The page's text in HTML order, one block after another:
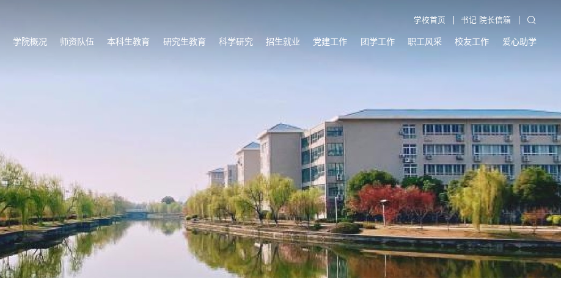
学校首页 书记 院长信箱
学院概况 师资队伍 本科生教育 研究生教育 科学研究 招生就业 党建工作 团学工作 职工风采 校友工作 爱心助学